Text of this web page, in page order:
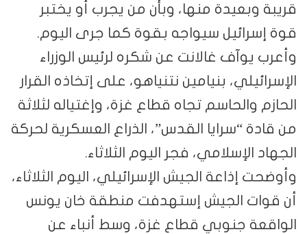
منها، وبأن من يجرب أو يختبر
سيواجه بقوة كما جرى اليوم.
يوآف غالانت عن شكره لرئيس الوزراء
بنيامين نتنياهو، على إتخاذه القرار
والحاسم تجاه قطاع غزة، وإغتياله لثلاثة
“سرايا القدس”، الذراع العسكرية لحركة
الإسلامي، فجر اليوم الثلاثاء.
إذاعة الجيش الإسرائيلي، اليوم الثلاثاء،
الجيش إستهدفت منطقة خان يونس
جنوبي قطاع غزة، وسط أنباء عن